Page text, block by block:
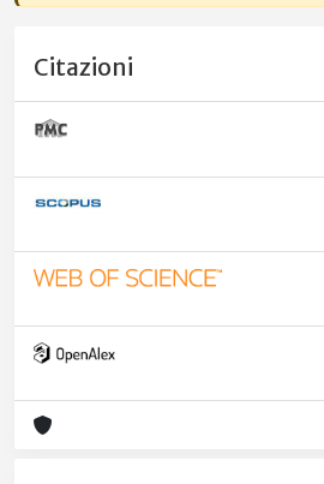
Citazioni